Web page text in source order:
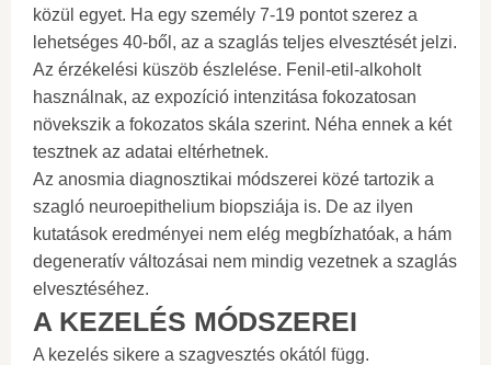
közül egyet. Ha egy személy 7-19 pontot szerez a
lehetséges 40-ből, az a szaglás teljes elvesztését jelzi.
Az érzékelési küszöb észlelése. Fenil-etil-alkoholt
használnak, az expozíció intenzitása fokozatosan
növekszik a fokozatos skála szerint. Néha ennek a két
tesztnek az adatai eltérhetnek.
Az anosmia diagnosztikai módszerei közé tartozik a
szagló neuroepithelium biopsziája is. De az ilyen
kutatások eredményei nem elég megbízhatóak, a hám
degeneratív változásai nem mindig vezetnek a szaglás
elvesztéséhez.
A KEZELÉS MÓDSZEREI
A kezelés sikere a szagvesztés okától függ.